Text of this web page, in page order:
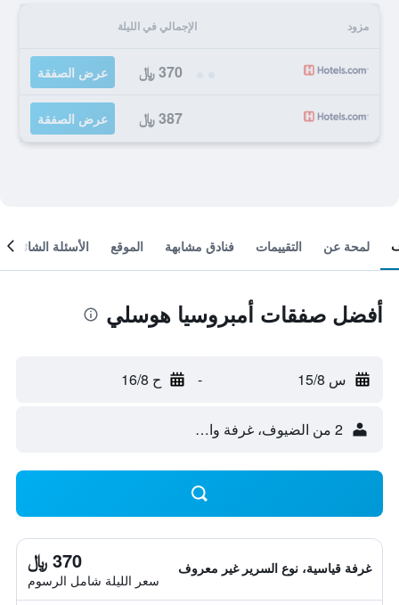
مزود الإجمالي في الليلة
370 ﷼ عرض الصفقة
387 ﷼ عرض الصفقة
لمحة عن التقييمات فنادق مشابهة الموقع الأسئلة الشائعة
أفضل صفقات أمبروسيا هوسلي
س 15/8 - ح 16/8
2 من الضيوف، غرفة واحدة
غرفة قياسية، نوع السرير غير معروف 370 ﷼
سعر الليلة شامل الرسوم